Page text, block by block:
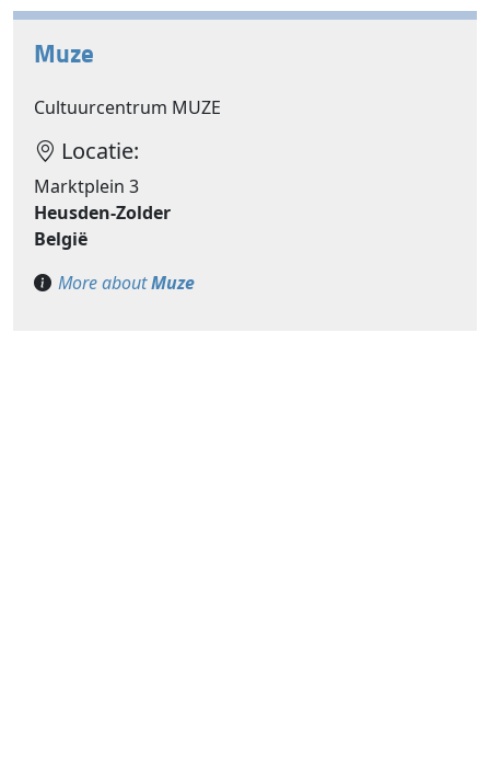
Muze
Cultuurcentrum MUZE
Locatie:
Marktplein 3
Heusden-Zolder
België
More aboutMuze